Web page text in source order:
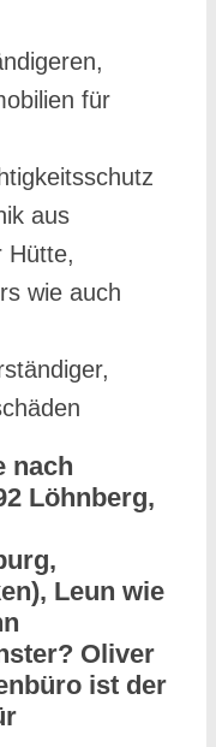
für
aus
Hütte,
wie auch
nach
Löhnberg,
Leun wie
Oliver
ist der